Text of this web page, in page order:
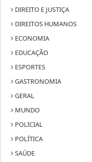
DIREITO E JUSTIÇA
DIREITOS HUMANOS
ECONOMIA
EDUCAÇÃO
ESPORTES
GASTRONOMIA
GERAL
MUNDO
POLICIAL
POLÍTICA
SAÚDE